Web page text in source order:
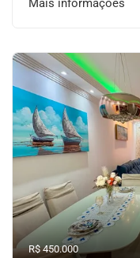
Mais informações
R$ 450.000